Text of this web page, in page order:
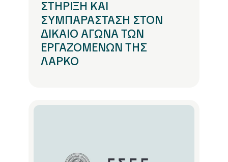
ΣΤΗΡΙΞΗ ΚΑΙ
ΣΥΜΠΑΡΑΣΤΑΣΗ ΣΤΟΝ
ΔΙΚΑΙΟ ΑΓΩΝΑ ΤΩΝ
ΕΡΓΑΖΟΜΕΝΩΝ ΤΗΣ
ΛΑΡΚΟ